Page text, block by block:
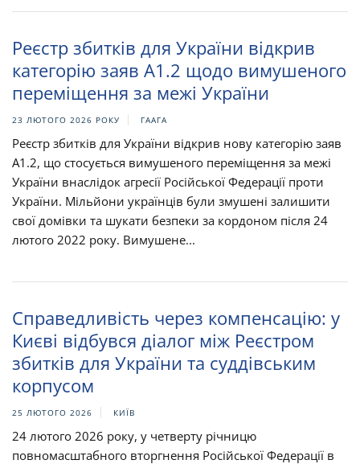
Реєстр збитків для України відкрив
категорію заяв A1.2 щодо вимушеного
переміщення за межі України
23 ЛЮТОГО 2026 РОКУ ГААГА
Реєстр збитків для України відкрив нову категорію заяв
A1.2, що стосується вимушеного переміщення за межі
України внаслідок агресії Російської Федерації проти
України. Мільйони українців були змушені залишити
свої домівки та шукати безпеки за кордоном після 24
лютого 2022 року. Вимушене...
Справедливість через компенсацію: у
Києві відбувся діалог між Реєстром
збитків для України та суддівським
корпусом​​
25 ЛЮТОГО 2026 КИЇВ
24 лютого 2026 року, у четверту річницю
повномасштабного вторгнення Російської Федерації в